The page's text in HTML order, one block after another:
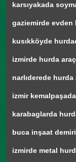
karsıyakada
gaziemirde evden
kusıkköyde
izmirde hurda
narlıderede hurda
izmir
karabaglarda
buca inşaat
izmirde metal